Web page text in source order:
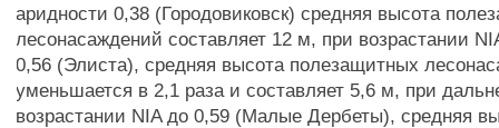
аридности 0,38 (Городовиковск) средняя высота
лесонасаждений составляет 12 м, при возрастании
0,56 (Элиста), средняя высота полезащитных
уменьшается в 2,1 раза и составляет 5,6 м, при
возрастании NIA до 0,59 (Малые Дербеты), средняя